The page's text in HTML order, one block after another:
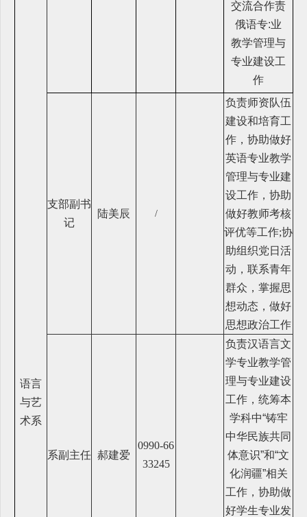
语言
与艺
术系
交流合作责
俄语专:业
教学管理与
专业建设工
作
支部副书
记
陆美辰 /
负责师资队伍
建设和培育工
作，协助做好
英语专业教学
管理与专业建
设工作，协助
做好教师考核
评优等工作;协
助组织党日活
动，联系青年
群众，掌握思
想动态，做好
思想政治工作
系副主任 郝建爱
0990-66
33245
负责汉语言文
学专业教学管
理与专业建设
工作，统筹本
学科中“铸牢
中华民族共同
体意识”和“文
化润疆”相关
工作，协助做
好学生专业发